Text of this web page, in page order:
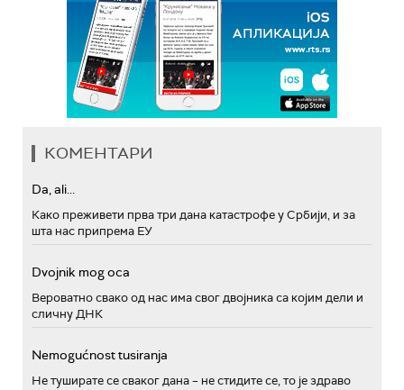
КОМЕНТАРИ
Da, ali...
Како преживети прва три дана катастрофе у Србији, и за
шта нас припрема ЕУ
Dvojnik mog oca
Вероватно свако од нас има свог двојника са којим дели и
сличну ДНК
Nemogućnost tusiranja
Не туширате се сваког дана – не стидите се, то је здраво